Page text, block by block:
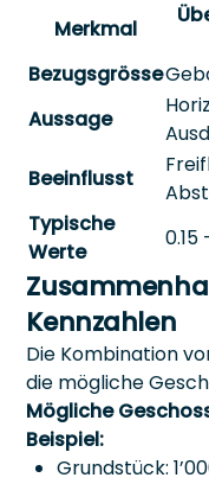
Merkmal
Bezugsgrösse
Aussage
Beeinflusst
Typische
Werte
0.15
Kennzahlen
Die Kombination
die mögliche
Mögliche
Beispiel:
Grundstück: